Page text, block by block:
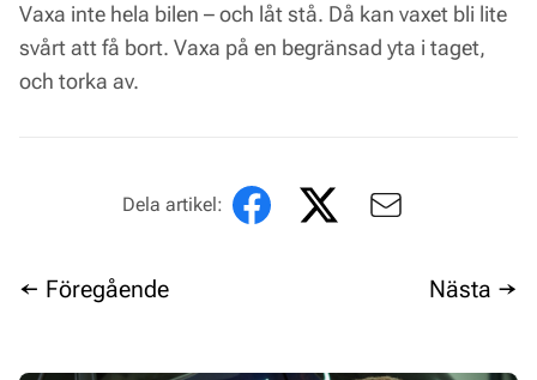
Vaxa inte hela bilen – och låt stå. Då kan vaxet bli lite
svårt att få bort. Vaxa på en begränsad yta i taget,
och torka av.
Dela artikel:
← Föregående Nästa →